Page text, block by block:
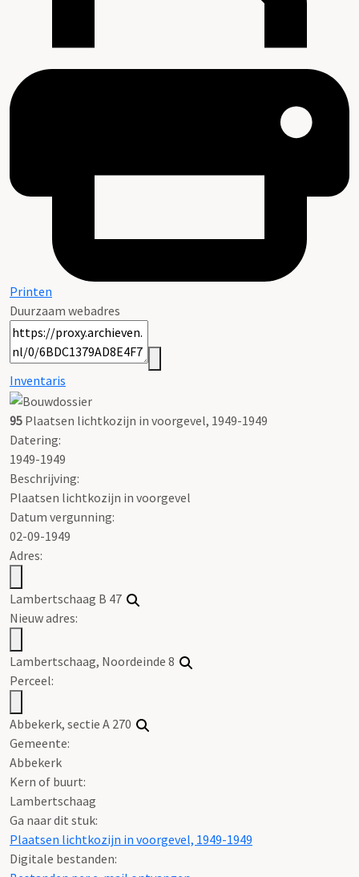
Printen
Duurzaam webadres
Inventaris
95 Plaatsen lichtkozijn in voorgevel, 1949-1949
Datering:
1949-1949
Beschrijving:
Plaatsen lichtkozijn in voorgevel
Datum vergunning:
02-09-1949
Adres:
Lambertschaag B 47
Nieuw adres:
Lambertschaag, Noordeinde 8
Perceel:
Abbekerk, sectie A 270
Gemeente:
Abbekerk
Kern of buurt:
Lambertschaag
Ga naar dit stuk:
Plaatsen lichtkozijn in voorgevel, 1949-1949
Digitale bestanden: